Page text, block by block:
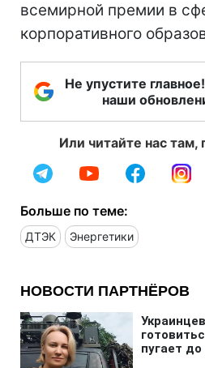
всемирной премии в
корпоративного
Не упустите
наши
Или читайте нас там,
Больше по теме:
ДТЭК Энергетики